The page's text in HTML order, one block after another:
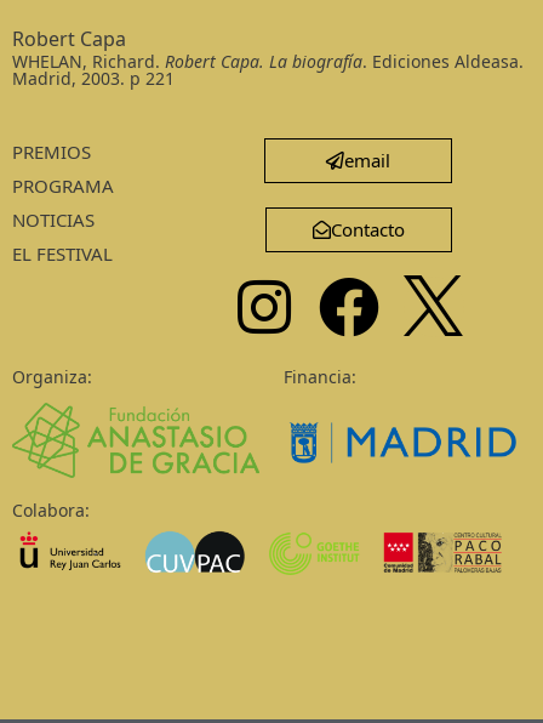
Robert Capa
WHELAN, Richard. Robert Capa. La biografía. Ediciones Aldeasa.
Madrid, 2003. p 221
PREMIOS
PROGRAMA
NOTICIAS
EL FESTIVAL
email
Contacto
Organiza: Financia:
Colabora: